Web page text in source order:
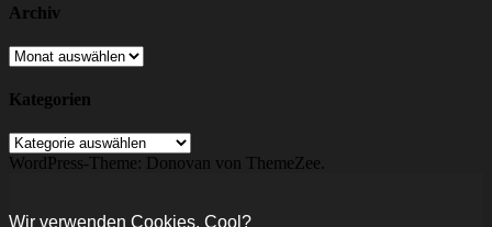
Archiv
Archiv
Kategorien
Kategorien
WordPress-Theme: Donovan von ThemeZee.
Wir verwenden Cookies. Cool?